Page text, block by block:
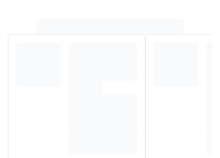
immuunsysteem, vruchtbaarheid en voortplanting, en tot de